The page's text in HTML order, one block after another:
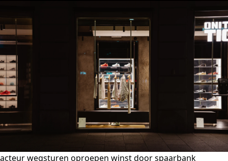
acteur wegsturen oproepen winst door spaarbank